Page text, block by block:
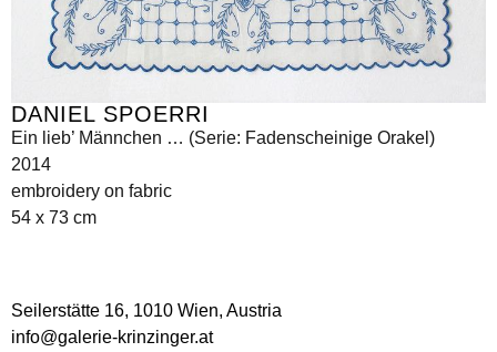
DANIEL SPOERRI
Ein lieb’ Männchen … (Serie: Fadenscheinige Orakel)
2014
embroidery on fabric
54 x 73 cm
Seilerstätte 16, 1010 Wien, Austria
info@galerie-krinzinger.at